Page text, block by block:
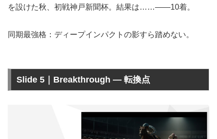
を設けた秋、初戦神戸新聞杯。結果は……——10着。
同期最強格：ディープインパクトの影すら踏めない。
Slide 5｜Breakthrough — 転換点